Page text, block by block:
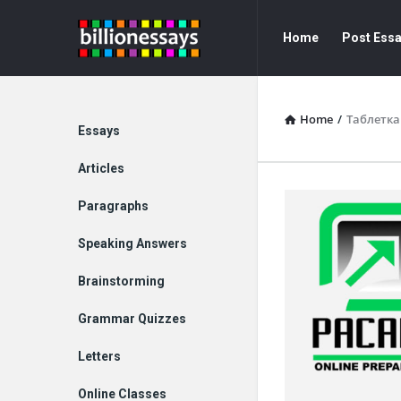
Billion
Essays
Essays
Navigation
Home Post
Home / Таблетка
Explore
Essays
Articles
Paragraphs
Speaking Answers
Brainstorming
Grammar Quizzes
Letters
Online Classes